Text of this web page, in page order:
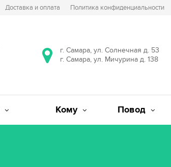
Доставка и оплата Политика конфиденциальности
г. Самара, ул. Солнечная д. 53
г. Самара, ул. Мичурина д. 138
Кому Повод